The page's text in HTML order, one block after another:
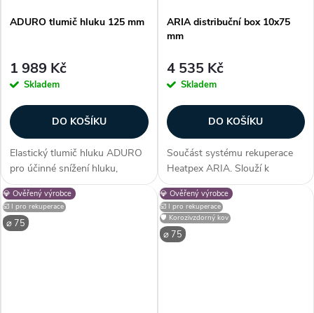
ADURO tlumič hluku 125 mm
1 989 Kč
Skladem
DO KOŠÍKU
Elastický tlumič hluku ADURO
pro účinné snížení hluku,
určený pro instalaci na přípojky
přívodu a odvodu vzduchu v
rekuperačních jednotkách o
průměru 125 mm. Vnitřní
ARIA distribuční box 10x75
mm
4 535 Kč
Skladem
DO KOŠÍKU
Součást systému rekuperace
Heatpex ARIA. Slouží k
distribuci vzduchu v
rekuperačních systémech.
Napojuje se přímo na
rekuperační jednotku. Součásti
rozvodné skříně jsou
💎 Ověřený výrobce
⌀ 75
☑️ I pro rekuperace
💎 Ověřený výrobce
⌀ 75
☑️ I pro rekuperace
🛡️ Korozivzdorný kov